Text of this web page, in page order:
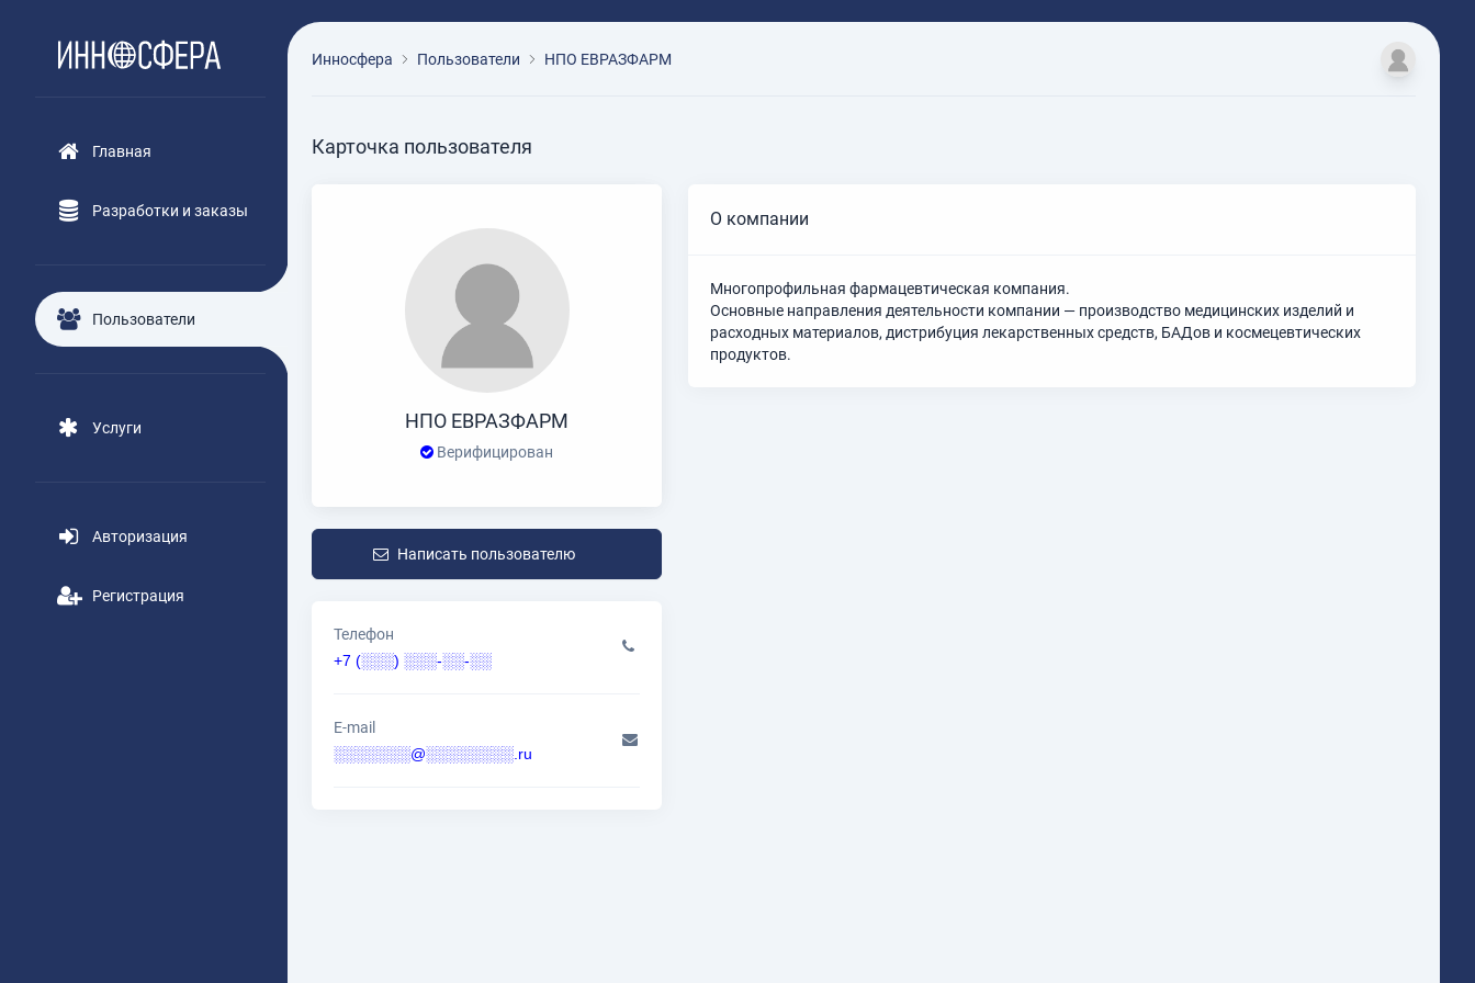
Главная
Разработки и заказы
Пользователи
Услуги
Авторизация
Регистрация
Инносфера Пользователи НПО ЕВРАЗФАРМ
Карточка пользователя
НПО ЕВРАЗФАРМ
Верифицирован
Написать пользователю
Телефон
+7 (░░░) ░░░-░░-░░
E-mail
░░░░░░░@░░░░░░░░.ru
О компании
Многопрофильная фармацевтическая компания.
Основные направления деятельности компании — производство медицинских изделий и
расходных материалов, дистрибуция лекарственных средств, БАДов и космецевтических
продуктов.